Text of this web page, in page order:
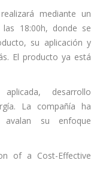
mediante un
18:00h, donde se
su aplicación y
El producto ya está
desarrollo
La compañía ha
avalan su enfoque
of a Cost-Effective